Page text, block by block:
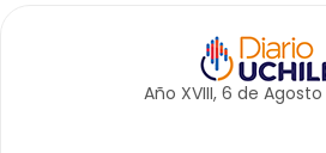
Año XVIII, 6 de Agosto